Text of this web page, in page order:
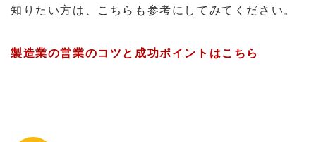
知りたい方は、こちらも参考にしてみてください。
製造業の営業のコツと成功ポイントはこちら